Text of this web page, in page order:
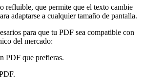
refluible, que permite que el texto cambie
adaptarse a cualquier tamaño de pantalla.
para que tu PDF sea compatible con
del mercado:
PDF que prefieras.